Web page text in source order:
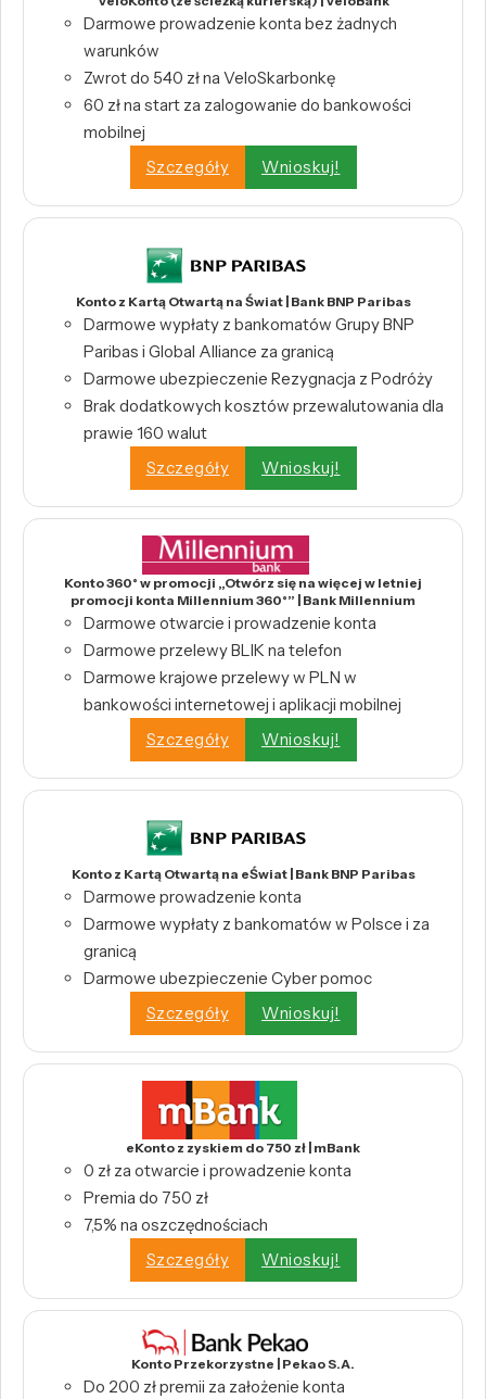
Darmowe prowadzenie konta bez żadnych
warunków
Zwrot do 540 zł na VeloSkarbonkę
60 zł na start za zalogowanie do bankowości
mobilnej
Szczegóły
Wnioskuj!
Konto z Kartą Otwartą na Świat | Bank BNP Paribas
Darmowe wypłaty z bankomatów Grupy BNP
Paribas i Global Alliance za granicą
Darmowe ubezpieczenie Rezygnacja z Podróży
Brak dodatkowych kosztów przewalutowania dla
prawie 160 walut
Szczegóły
Wnioskuj!
Konto 360° w promocji „Otwórz się na więcej w letniej
promocji konta Millennium 360°” | Bank Millennium
Darmowe otwarcie i prowadzenie konta
Darmowe przelewy BLIK na telefon
Darmowe krajowe przelewy w PLN w
bankowości internetowej i aplikacji mobilnej
Szczegóły
Wnioskuj!
Konto z Kartą Otwartą na eŚwiat | Bank BNP Paribas
Darmowe prowadzenie konta
Darmowe wypłaty z bankomatów w Polsce i za
granicą
Darmowe ubezpieczenie Cyber pomoc
Szczegóły
Wnioskuj!
eKonto z zyskiem do 750 zł | mBank
0 zł za otwarcie i prowadzenie konta
Premia do 750 zł
7,5% na oszczędnościach
Szczegóły
Wnioskuj!
Konto Przekorzystne | Pekao S.A.
Do 200 zł premii za założenie konta